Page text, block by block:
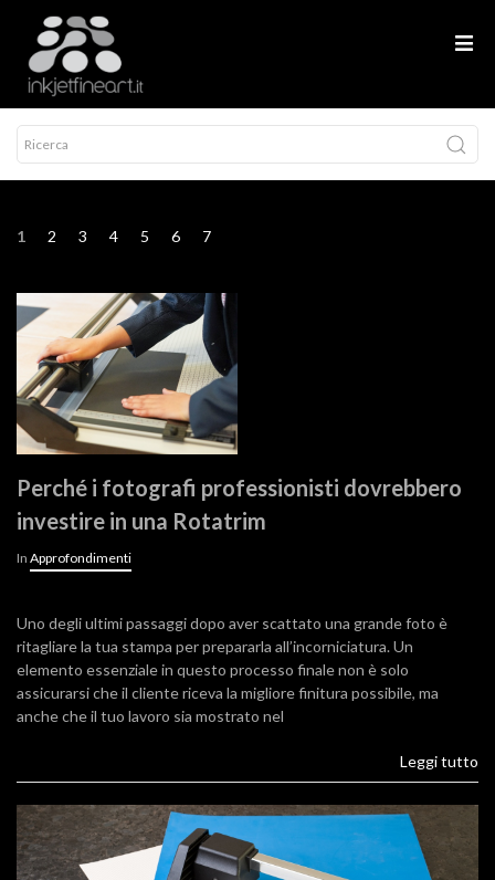
1 2 3 4 5 6 7
Perché i fotografi professionisti dovrebbero
investire in una Rotatrim
In Approfondimenti
Uno degli ultimi passaggi dopo aver scattato una grande foto è
ritagliare la tua stampa per prepararla all’incorniciatura. Un
elemento essenziale in questo processo finale non è solo
assicurarsi che il cliente riceva la migliore finitura possibile, ma
anche che il tuo lavoro sia mostrato nel
Leggi tutto